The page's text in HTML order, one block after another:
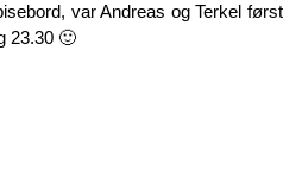
var Andreas og Terkel først
23.30 🙂